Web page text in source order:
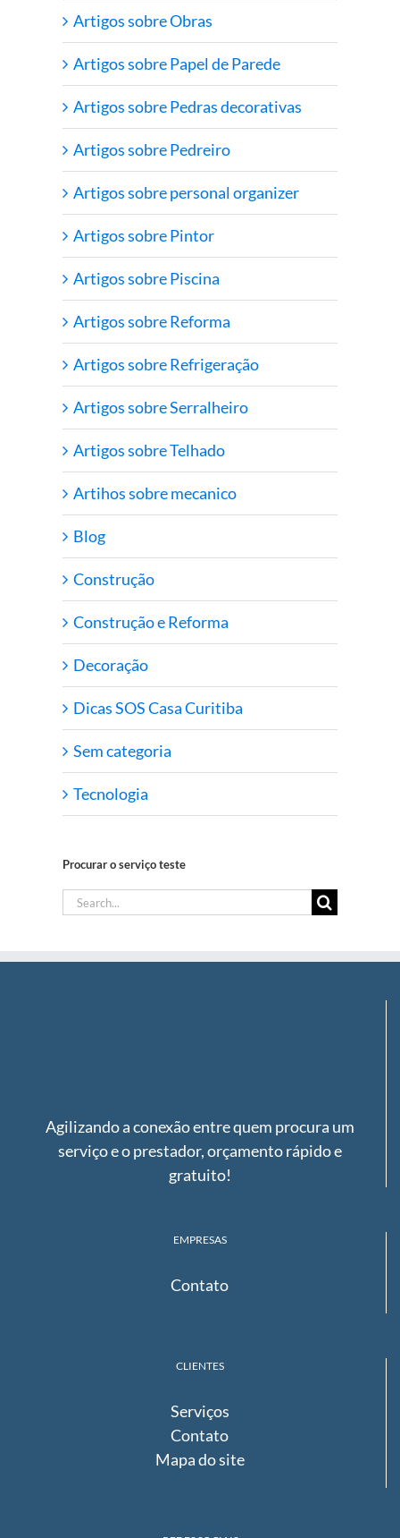
Artigos sobre Obras
Artigos sobre Papel de Parede
Artigos sobre Pedras decorativas
Artigos sobre Pedreiro
Artigos sobre personal organizer
Artigos sobre Pintor
Artigos sobre Piscina
Artigos sobre Reforma
Artigos sobre Refrigeração
Artigos sobre Serralheiro
Artigos sobre Telhado
Artihos sobre mecanico
Blog
Construção
Construção e Reforma
Decoração
Dicas SOS Casa Curitiba
Sem categoria
Tecnologia
Procurar o serviço teste
Search
Agilizando a conexão entre quem procura um
serviço e o prestador, orçamento rápido e
gratuito!
EMPRESAS
Contato
CLIENTES
Serviços
Contato
Mapa do site